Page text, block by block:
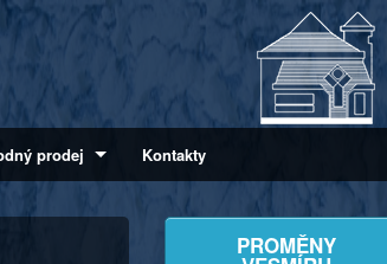
prodej Kontakty
PROMĚNY